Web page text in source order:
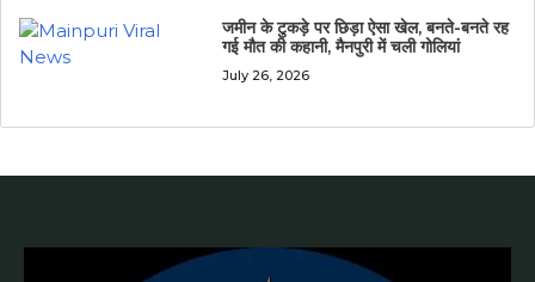
जमीन के टुकड़े पर छिड़ा ऐसा खेल, बनते-बनते रह
गई मौत की कहानी, मैनपुरी में चली गोलियां
July 26, 2026